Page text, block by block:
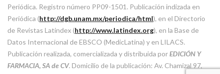
Periódica. Registro número PP09-1501. Publicación indizada en
Periódica (http://dgb.unam.mx/periodica/html), en el Directorio
de Revistas Latindex (http://www.latindex.org), en la Base de
Datos Internacional de EBSCO (MedicLatina) y en LILACS.
Publicación realizada, comercializada y distribuida porEDICIÓN Y
FARMACIA, SA de CV. Domicilio de la publicación: Av. Chamizal 97,